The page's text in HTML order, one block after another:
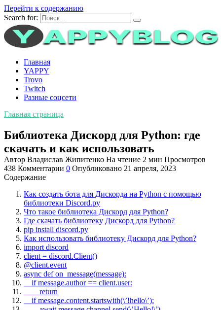
Перейти к содержанию
Search for:
Главная
YAPPY
Trovo
Twitch
Разные соцсети
Главная страница
Библиотека Дискорд для Python: где
скачать и как использовать
Автор Владислав Жипитенко На чтение 2 мин Просмотров
438 Комментарии 0 Опубликовано 21 апреля, 2023
Содержание
Как создать бота для Дискорда на Python с помощью
библиотеки Discord.py
Что такое библиотека Дискорд для Python?
Где скачать библиотеку Дискорд для Python?
pip install discord.py
Как использовать библиотеку Дискорд для Python?
import discord
client = discord.Client()
@client.event
async def on_message(message):
if message.author == client.user:
return
if message.content.startswith(\’!hello\’):